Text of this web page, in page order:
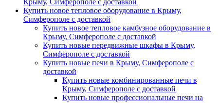
Крыму, Симферополе с доставкой
Купить новое тепловое оборудование в Крыму,
Симферополе с доставкой
Купить новое тепловое камбузное оборудование в
Крыму, Симферополе с доставкой
Купить новые передвижные шкафы в Крыму,
Симферополе с доставкой
Купить новые печи в Крыму, Симферополе с
доставкой
Купить новые комбинированные печи в
Крыму, Симферополе с доставкой
Купить новые профессиональные печи на